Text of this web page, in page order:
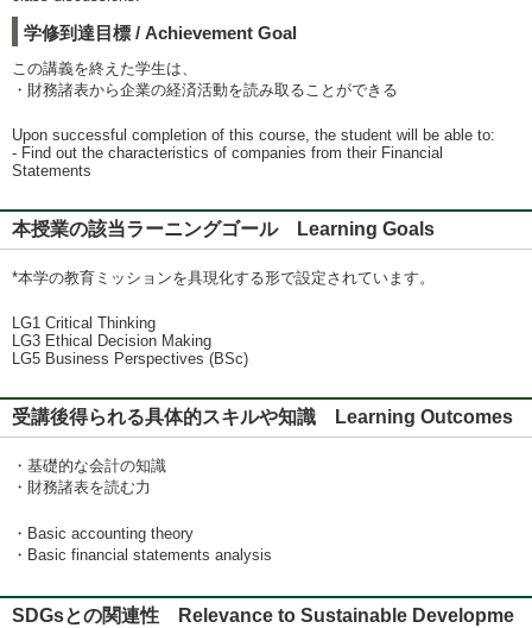
学修到達目標 / Achievement Goal
この講義を終えた学生は、
・財務諸表から企業の経済活動を読み取ることができる
Upon successful completion of this course, the student will be able to:
- Find out the characteristics of companies from their Financial
Statements
本授業の該当ラーニングゴール Learning Goals
*本学の教育ミッションを具現化する形で設定されています。
LG1 Critical Thinking
LG3 Ethical Decision Making
LG5 Business Perspectives (BSc)
受講後得られる具体的スキルや知識 Learning Outcomes
・基礎的な会計の知識
・財務諸表を読む力
・Basic accounting theory
・Basic financial statements analysis
SDGsとの関連性 Relevance to Sustainable Developme